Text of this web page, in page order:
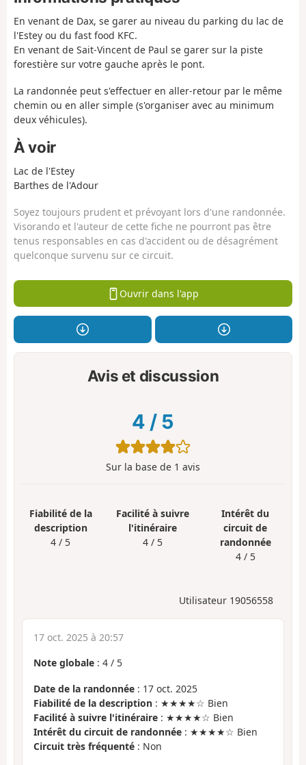
En venant de Dax, se garer au niveau du parking du lac de
l'Estey ou du fast food KFC.
En venant de Sait-Vincent de Paul se garer sur la piste
forestière sur votre gauche après le pont.
La randonnée peut s'effectuer en aller-retour par le même
chemin ou en aller simple (s'organiser avec au minimum
deux véhicules).
À voir
Lac de l'Estey
Barthes de l'Adour
Soyez toujours prudent et prévoyant lors d'une randonnée.
Visorando et l'auteur de cette fiche ne pourront pas être
tenus responsables en cas d'accident ou de désagrément
quelconque survenu sur ce circuit.
Ouvrir dans l'app
Avis et discussion
4 / 5
Sur la base de 1 avis
Fiabilité de la
description
4 / 5
Facilité à suivre
l'itinéraire
4 / 5
Intérêt du
circuit de
randonnée
4 / 5
Utilisateur 19056558
17 oct. 2025 à 20:57
Note globale : 4 / 5
Date de la randonnée : 17 oct. 2025
Fiabilité de la description : ★★★★☆ Bien
Facilité à suivre l'itinéraire : ★★★★☆ Bien
Intérêt du circuit de randonnée : ★★★★☆ Bien
Circuit très fréquenté : Non